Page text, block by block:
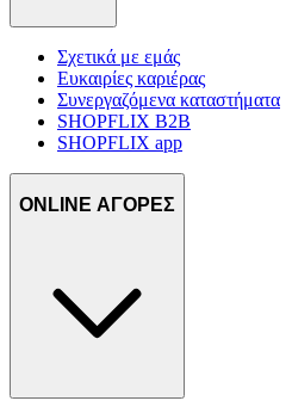
Σχετικά με εμάς
Ευκαιρίες καριέρας
Συνεργαζόμενα καταστήματα
SHOPFLIX B2B
SHOPFLIX app
ONLINE ΑΓΟΡΕΣ